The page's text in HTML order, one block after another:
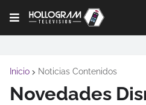
Inicio Noticias Contenidos
Novedades